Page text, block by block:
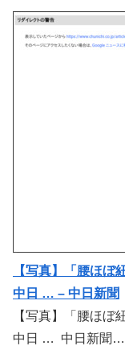
【写真】「腰ほぼ
中日 … – 中日新聞
【写真】「腰ほぼ
中日 … 中日新聞…